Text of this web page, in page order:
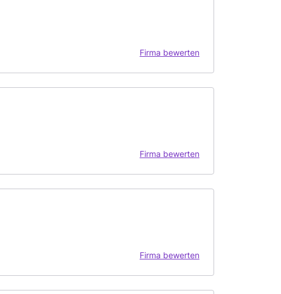
Firma bewerten
Firma bewerten
Firma bewerten